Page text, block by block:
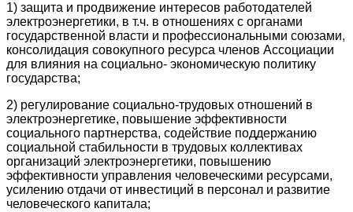
1) защита и продвижение интересов работодателей
электроэнергетики, в т.ч. в отношениях с органами
государственной власти и профессиональными союзами,
консолидация совокупного ресурса членов Ассоциации
для влияния на социально- экономическую политику
государства;
2) регулирование социально-трудовых отношений в
электроэнергетике, повышение эффективности
социального партнерства, содействие поддержанию
социальной стабильности в трудовых коллективах
организаций электроэнергетики, повышению
эффективности управления человеческими ресурсами,
усилению отдачи от инвестиций в персонал и развитие
человеческого капитала;